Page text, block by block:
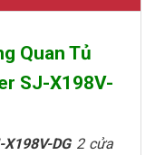
Quan Tủ
SJ-X198V-
DG2 cửa